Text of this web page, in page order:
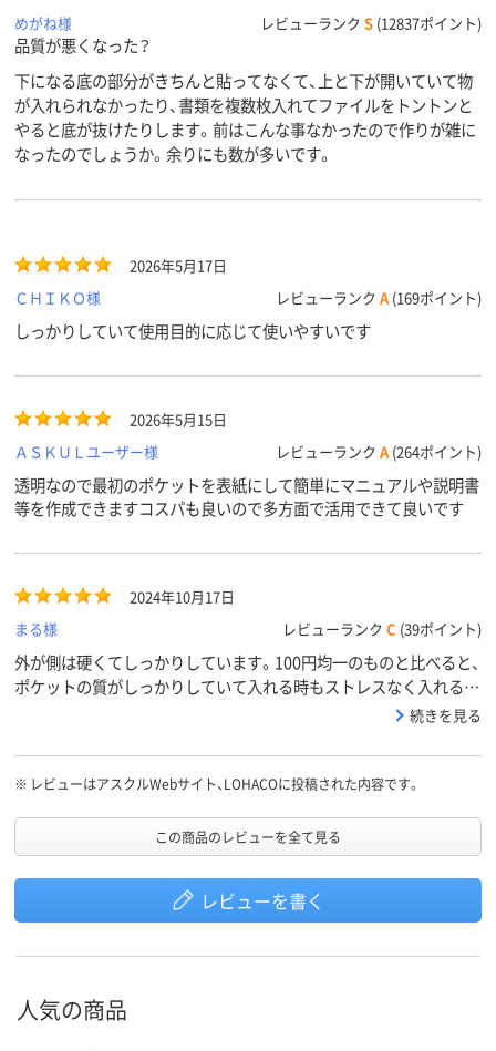
めがね様
レビューランク S (12837ポイント)
品質が悪くなった？
下になる底の部分がきちんと貼ってなくて、上と下が開いていて物
が入れられなかったり、書類を複数枚入れてファイルをトントンと
やると底が抜けたりします。前はこんな事なかったので作りが雑に
なったのでしょうか。余りにも数が多いです。
2026年5月17日
ＣＨＩＫＯ様
レビューランク A (169ポイント)
しっかりしていて使用目的に応じて使いやすいです
2026年5月15日
ＡＳＫＵＬユーザー様
レビューランク A (264ポイント)
透明なので最初のポケットを表紙にして簡単にマニュアルや説明書
等を作成できますコスパも良いので多方面で活用できて良いです
2024年10月17日
まる様
レビューランク C (39ポイント)
外が側は硬くてしっかりしています。100円均一のものと比べると、
ポケットの質がしっかりしていて入れる時もストレスなく入れるこ
続きを見る
※ レビューはアスクルWebサイト、LOHACOに投稿された内容です。
この商品のレビューを全て見る
レビューを書く
人気の商品